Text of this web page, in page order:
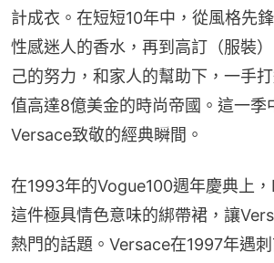
計成衣。在短短10年中，從風格先
性感迷人的香水，再到高訂（服裝
己的努力，和家人的幫助下，一手
值高達8億美金的時尚帝國。這一季
Versace致敬的經典瞬間。
在1993年的Vogue100週年慶典上
這件極具情色意味的綁帶裙，讓
熱門的話題。Versace在1997年遇